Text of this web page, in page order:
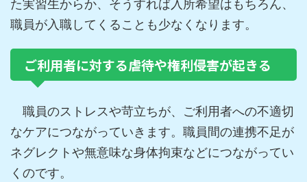
た実習生からか、そうすれば入所希望はもちろん、
職員が入職してくることも少なくなります。
ご利用者に対する虐待や権利侵害が起きる
職員のストレスや苛立ちが、ご利用者への不適切
なケアにつながっていきます。職員間の連携不足が
ネグレクトや無意味な身体拘束などにつながってい
くのです。